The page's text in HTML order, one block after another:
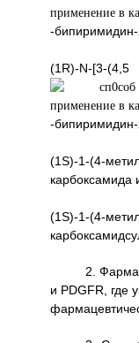
-
(1R)-N-[3-(4,5
-
(1S)-1-(4-
карбоксамида
(1S)-1-(4-
2.
и PDGFR, где